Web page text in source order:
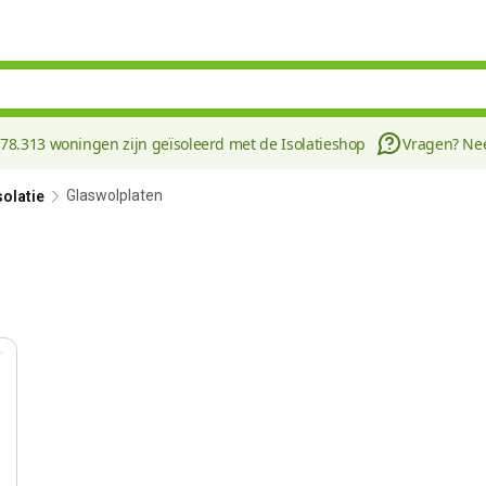
woningen zijn geïsoleerd met de Isolatieshop Vragen?
Glaswolplaten